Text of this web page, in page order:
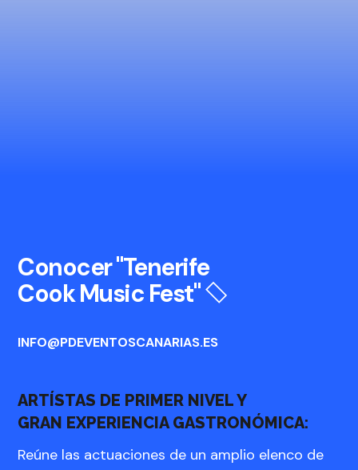
Conocer "Tenerife
Cook Music Fest"
INFO@PDEVENTOSCANARIAS.ES
ARTÍSTAS DE PRIMER NIVEL Y
GRAN EXPERIENCIA GASTRONÓMICA:
Reúne las actuaciones de un amplio elenco de